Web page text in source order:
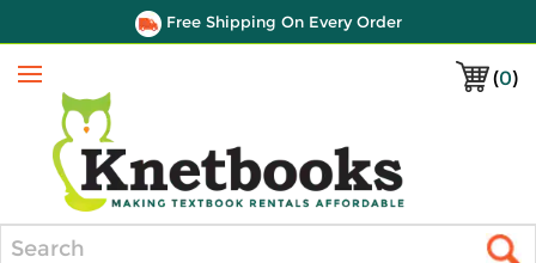
Free Shipping On Every Order
(0)
Menu